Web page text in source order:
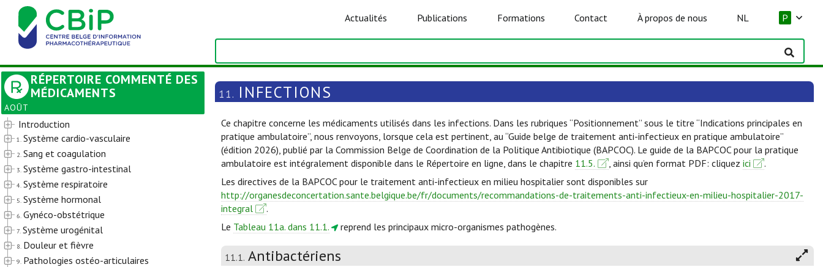
Actualités Publications Formations Contact À propos de nous NL P
RÉPERTOIRE COMMENTÉ DES
MÉDICAMENTS
AOÛT
Introduction
1. Système cardio-vasculaire
2. Sang et coagulation
3. Système gastro-intestinal
4. Système respiratoire
5. Système hormonal
6. Gynéco-obstétrique
7. Système urogénital
8. Douleur et fièvre
9. Pathologies ostéo-articulaires
11. INFECTIONS
Ce chapitre concerne les médicaments utilisés dans les infections. Dans les rubriques “Positionnement” sous le titre “Indications principales en
pratique ambulatoire”, nous renvoyons, lorsque cela est pertinent, au “Guide belge de traitement anti-infectieux en pratique ambulatoire”
(édition 2026), publié par la Commission Belge de Coordination de la Politique Antibiotique (BAPCOC). Le guide de la BAPCOC pour la pratique
ambulatoire est intégralement disponible dans le Répertoire en ligne, dans le chapitre 11.5. , ainsi qu’en format PDF: cliquez ici
.
Les directives de la BAPCOC pour le traitement anti-infectieux en milieu hospitalier sont disponibles sur
http://organesdeconcertation.sante.belgique.be/fr/documents/recommandations-de-traitements-anti-infectieux-en-milieu-hospitalier-2017-
integral
.
Le Tableau 11a. dans 11.1. reprend les principaux micro-organismes pathogènes.
11.1. Antibactériens